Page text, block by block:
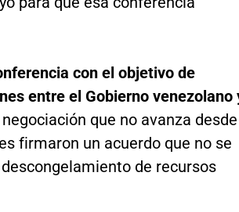
con el objetivo de
entre el Gobierno venezolano
que no avanza desde
firmaron un acuerdo que no se
de recursos